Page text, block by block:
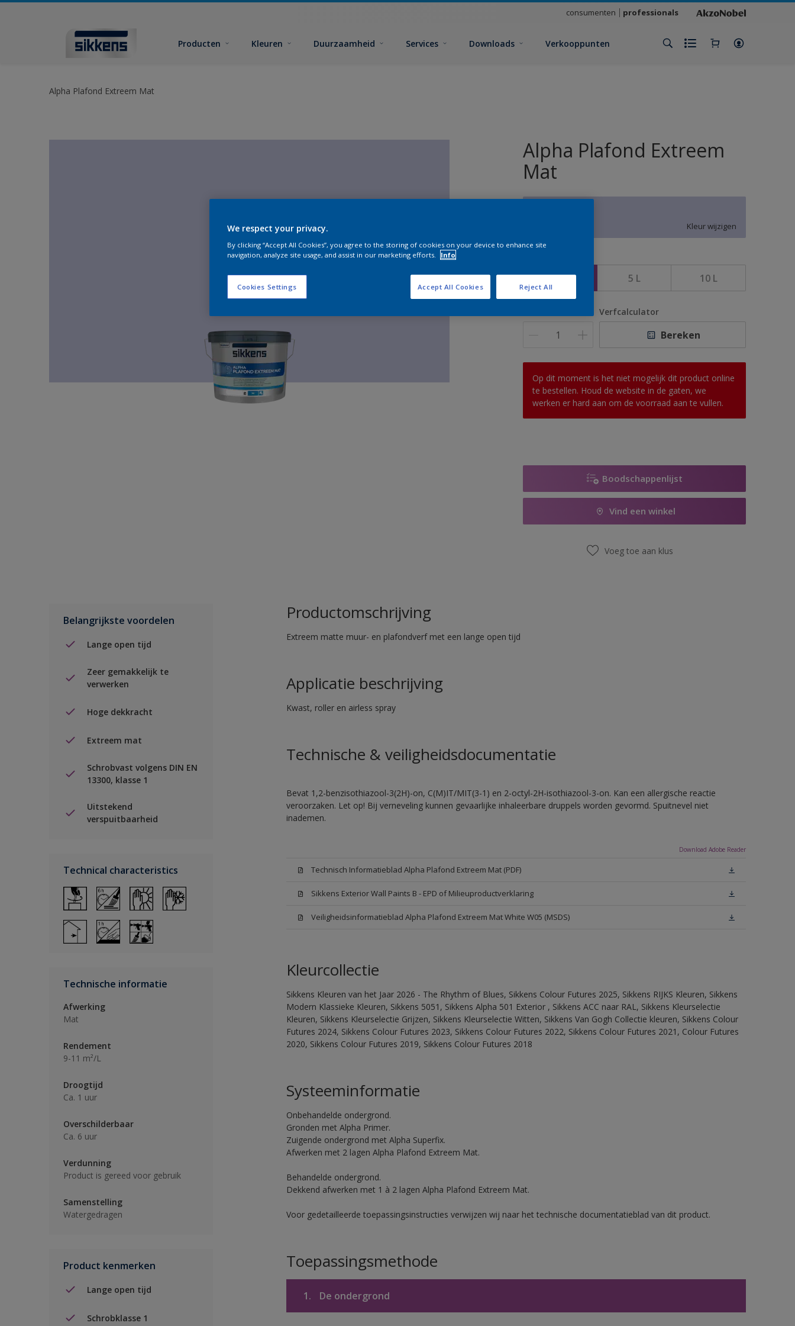
consumenten professionals
Producten Kleuren Duurzaamheid Services Downloads Verkooppunten
Alpha Plafond Extreem Mat
Alpha Plafond Extreem
Mat
Kleur wijzigen
2,5 L 5 L 10 L
Verfcalculator
Bereken
Op dit moment is het niet mogelijk dit product online
te bestellen. Houd de website in de gaten, we
werken er hard aan om de voorraad aan te vullen.
Boodschappenlijst
Vind een winkel
Voeg toe aan klus
Belangrijkste voordelen
Lange open tijd
Zeer gemakkelijk te
verwerken
Hoge dekkracht
Extreem mat
Schrobvast volgens DIN EN
13300, klasse 1
Uitstekend
verspuitbaarheid
Technical characteristics
Technische informatie
Afwerking
Mat
Rendement
9-11 m²/L
Droogtijd
Ca. 1 uur
Overschilderbaar
Ca. 6 uur
Verdunning
Product is gereed voor gebruik
Samenstelling
Watergedragen
Product kenmerken
Lange open tijd
Schrobklasse 1
Productomschrijving
Extreem matte muur- en plafondverf met een lange open tijd
Applicatie beschrijving
Kwast, roller en airless spray
Technische & veiligheidsdocumentatie
Bevat 1,2-benzisothiazool-3(2H)-on, C(M)IT/MIT(3-1) en 2-octyl-2H-isothiazool-3-on. Kan een allergische reactie
veroorzaken. Let op! Bij verneveling kunnen gevaarlijke inhaleerbare druppels worden gevormd. Spuitnevel niet
inademen.
Download Adobe Reader
Technisch Informatieblad Alpha Plafond Extreem Mat (PDF)
Sikkens Exterior Wall Paints B - EPD of Milieuproductverklaring
Veiligheidsinformatieblad Alpha Plafond Extreem Mat White W05 (MSDS)
Kleurcollectie
Sikkens Kleuren van het Jaar 2026 - The Rhythm of Blues, Sikkens Colour Futures 2025, Sikkens RIJKS Kleuren, Sikkens
Modern Klassieke Kleuren, Sikkens 5051, Sikkens Alpha 501 Exterior , Sikkens ACC naar RAL, Sikkens Kleurselectie
Kleuren, Sikkens Kleurselectie Grijzen, Sikkens Kleurselectie Witten, Sikkens Van Gogh Collectie kleuren, Sikkens Colour
Futures 2024, Sikkens Colour Futures 2023, Sikkens Colour Futures 2022, Sikkens Colour Futures 2021, Colour Futures
2020, Sikkens Colour Futures 2019, Sikkens Colour Futures 2018
Systeeminformatie
Onbehandelde ondergrond.
Gronden met Alpha Primer.
Zuigende ondergrond met Alpha Superfix.
Afwerken met 2 lagen Alpha Plafond Extreem Mat.
Behandelde ondergrond.
Dekkend afwerken met 1 à 2 lagen Alpha Plafond Extreem Mat.
Voor gedetailleerde toepassingsinstructies verwijzen wij naar het technische documentatieblad van dit product.
Toepassingsmethode
1. De ondergrond
We respect your privacy.
By clicking “Accept All Cookies”, you agree to the storing of cookies on your device to enhance site
navigation, analyze site usage, and assist in our marketing efforts.
Info
Cookies Settings Reject All
Accept All Cookies